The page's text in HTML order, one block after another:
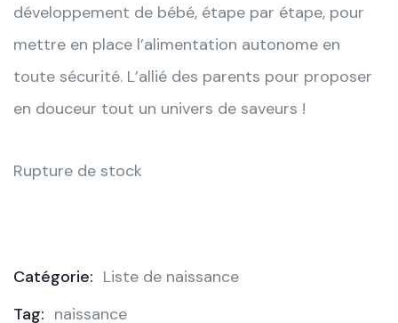
développement de bébé, étape par étape, pour
mettre en place l’alimentation autonome en
toute sécurité. L’allié des parents pour proposer
en douceur tout un univers de saveurs !
Rupture de stock
Catégorie: Liste de naissance
Tag: naissance